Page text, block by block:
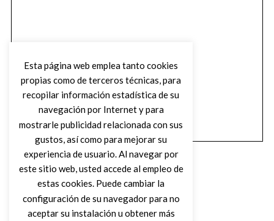
Esta página web emplea tanto cookies
propias como de terceros técnicas, para
recopilar información estadística de su
navegación por Internet y para
mostrarle publicidad relacionada con sus
gustos, así como para mejorar su
experiencia de usuario. Al navegar por
este sitio web, usted accede al empleo de
estas cookies. Puede cambiar la
configuración de su navegador para no
aceptar su instalación u obtener más